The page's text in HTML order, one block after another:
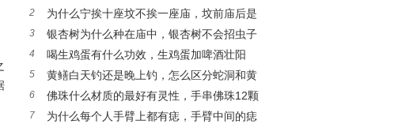
有吗？
2
为什么宁挨十座坟不挨一座庙，坟前庙后是
风水宝地真的假的？
3
银杏树为什么种在庙中，银杏树不会招虫子
吗？
4
喝生鸡蛋有什么功效，生鸡蛋加啤酒壮阳
吗？
5
黄鳝白天钓还是晚上钓，怎么区分蛇洞和黄
鳝洞？
6
佛珠什么材质的最好有灵性，手串佛珠12颗
和13分别什么含义
7
为什么每个人手臂上都有痣，手臂中间的痣